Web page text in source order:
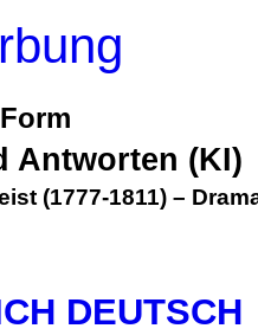
Antworten (KI)
(1777-1811) –
DEUTSCH